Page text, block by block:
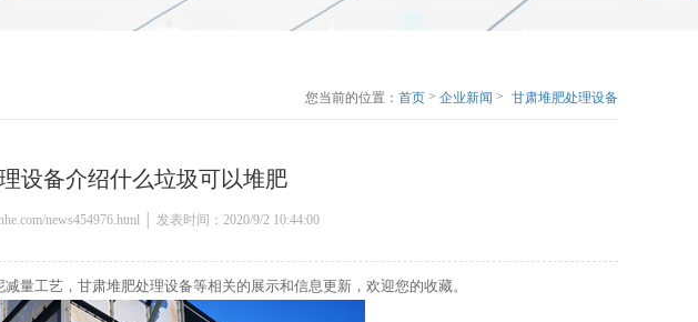
您当前的位置： 首页 > 企业新闻 > 甘肃堆肥处理设备
设备介绍什么垃圾可以堆肥
news454976.html │ 发表时间：2020/9/2 10:44:00
减量工艺，甘肃堆肥处理设备等相关的展示和信息更新，欢迎您的收藏。